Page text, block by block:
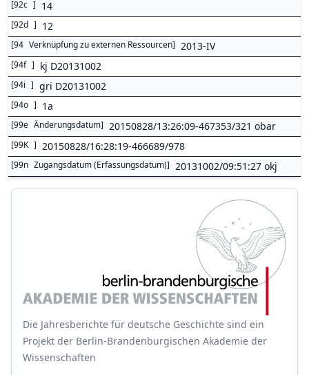
[92c ] 14
[92d ] 12
[94 Verknüpfung zu externen Ressourcen] 2013-IV
[94f ] kj D20131002
[94i ] gri D20131002
[94o ] 1a
[99e Änderungsdatum] 20150828/13:26:09-467353/321 obar
[99K ] 20150828/16:28:19-466689/978
[99n Zugangsdatum (Erfassungsdatum)] 20131002/09:51:27 okj
Die Jahresberichte für deutsche Geschichte sind ein
Projekt der Berlin-Brandenburgischen Akademie der
Wissenschaften